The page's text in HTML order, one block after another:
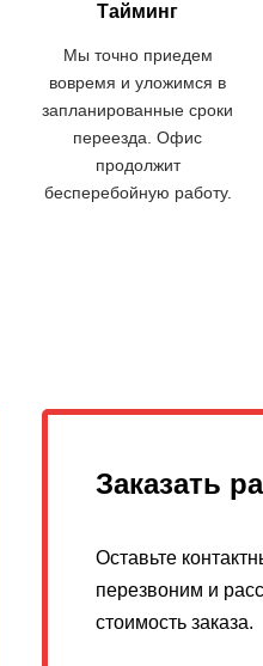
Тайминг
Мы точно приедем
вовремя и уложимся в
запланированные сроки
переезда. Офис
продолжит
бесперебойную работу.
Заказать
Оставьте
перезвоним и
стоимость заказа.